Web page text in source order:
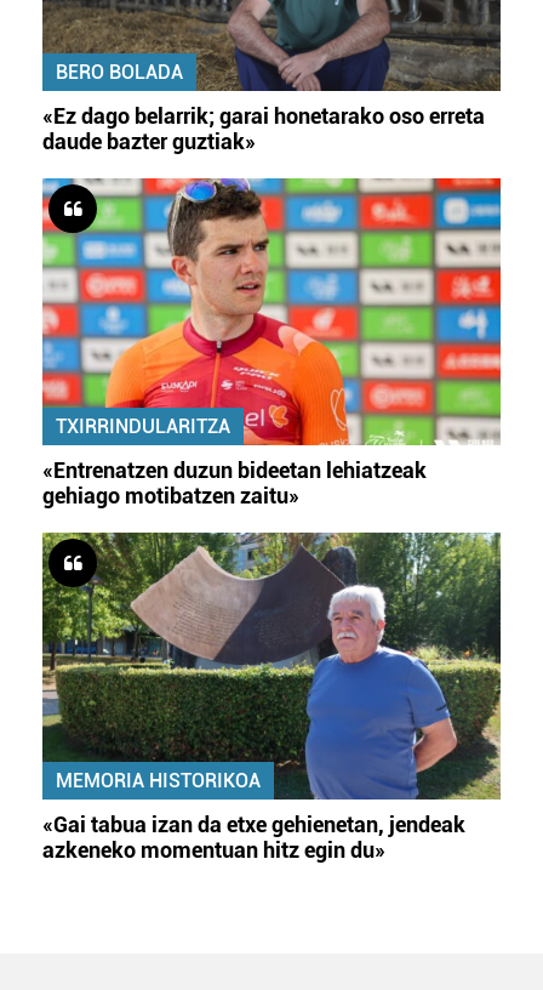
BERO BOLADA
«Ez dago belarrik; garai honetarako oso erreta
daude bazter guztiak»
TXIRRINDULARITZA
«Entrenatzen duzun bideetan lehiatzeak
gehiago motibatzen zaitu»
MEMORIA HISTORIKOA
«Gai tabua izan da etxe gehienetan, jendeak
azkeneko momentuan hitz egin du»